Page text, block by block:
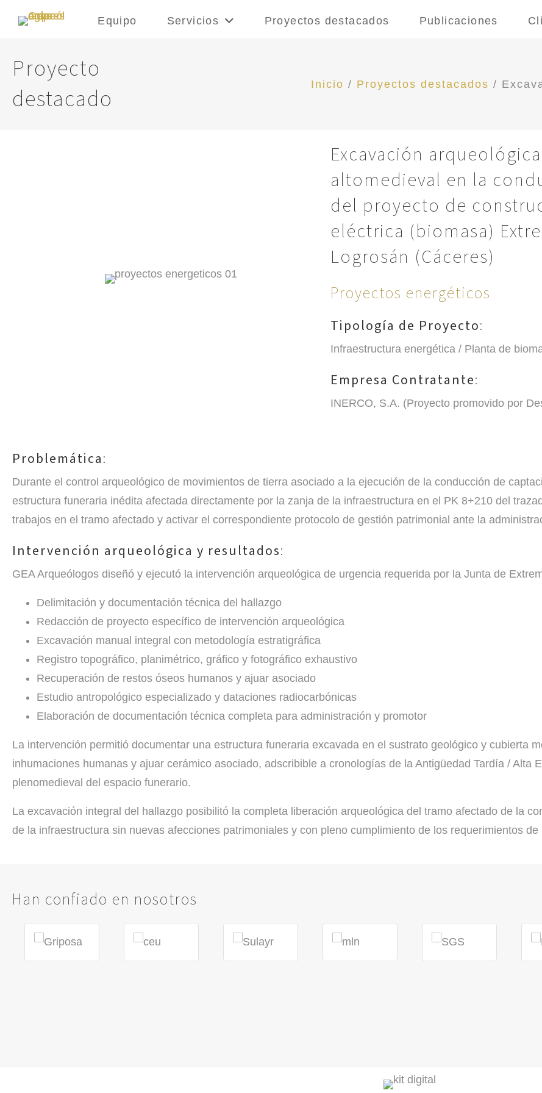
Equipo Servicios Proyectos destacados Publicaciones
Proyecto
destacado
Inicio / Proyectos destacados /
Excavación
altomedieval en la
del proyecto de
eléctrica (biomasa)
Logrosán (Cáceres)
Proyectos energéticos
Tipología de Proyecto:
Infraestructura energética / Planta de
Empresa Contratante:
INERCO, S.A. (Proyecto promovido por
Problemática:
Durante el control arqueológico de movimientos de tierra asociado a la ejecución de la conducción de
estructura funeraria inédita afectada directamente por la zanja de la infraestructura en el PK 8+210 del
trabajos en el tramo afectado y activar el correspondiente protocolo de gestión patrimonial ante la
Intervención arqueológica y resultados:
GEA Arqueólogos diseñó y ejecutó la intervención arqueológica de urgencia requerida por la Junta de
Delimitación y documentación técnica del hallazgo
Redacción de proyecto específico de intervención arqueológica
Excavación manual integral con metodología estratigráfica
Registro topográfico, planimétrico, gráfico y fotográfico exhaustivo
Recuperación de restos óseos humanos y ajuar asociado
Estudio antropológico especializado y dataciones radiocarbónicas
Elaboración de documentación técnica completa para administración y promotor
La intervención permitió documentar una estructura funeraria excavada en el sustrato geológico y cubierta
inhumaciones humanas y ajuar cerámico asociado, adscribible a cronologías de la Antigüedad Tardía / Alta
plenomedieval del espacio funerario.
La excavación integral del hallazgo posibilitó la completa liberación arqueológica del tramo afectado de la
de la infraestructura sin nuevas afecciones patrimoniales y con pleno cumplimiento de los requerimientos
Han confiado en nosotros